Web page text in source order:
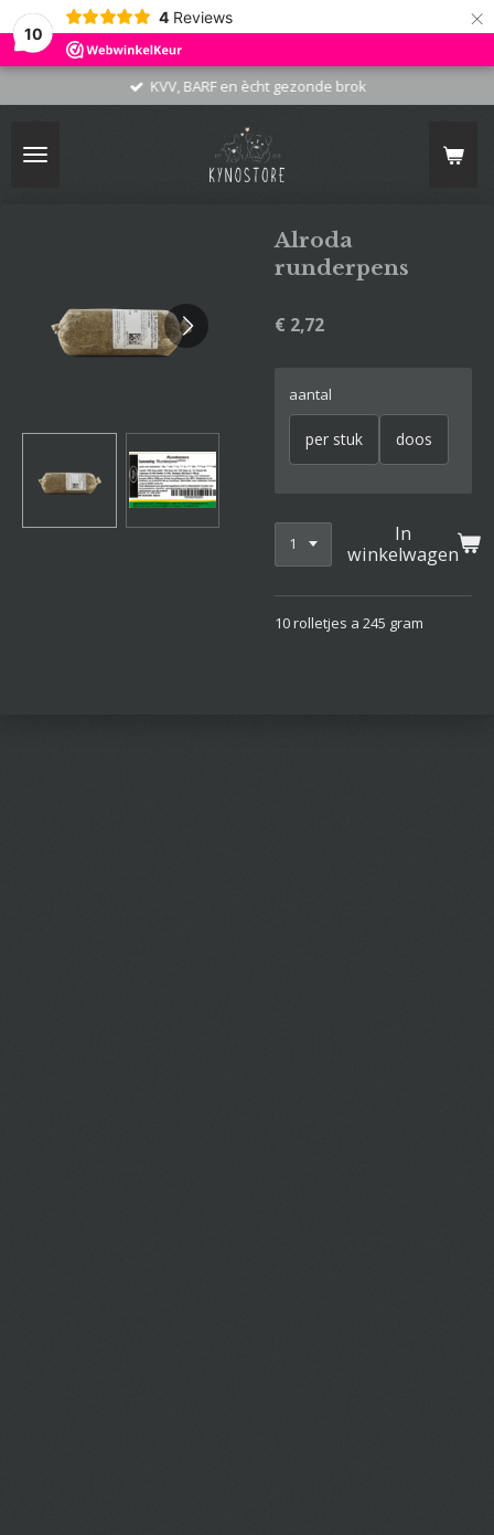
10
4 Reviews ×
KVV, BARF en ècht gezonde brok
Alroda
runderpens
€ 2,72
aantal
per stuk doos
In
winkelwagen
10 rolletjes a 245 gram